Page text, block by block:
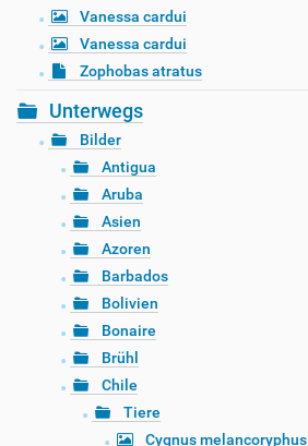
Vanessa cardui
Vanessa cardui
Zophobas atratus
Unterwegs
Bilder
Antigua
Aruba
Asien
Azoren
Barbados
Bolivien
Bonaire
Brühl
Chile
Tiere
Cygnus melancoryphus